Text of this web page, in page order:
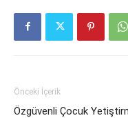
Önceki İçerik
Özgüvenli Çocuk